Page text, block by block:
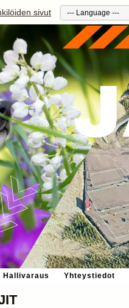
sivut
Hallivaraus Yhteystiedot